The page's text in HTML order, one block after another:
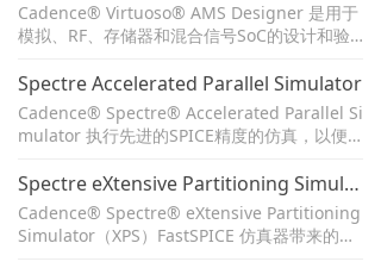
Cadence® Virtuoso® AMS Designer 是用于
模拟、RF、存储器和混合信号SoC的设计和验
oso全定制环境集成，用于混合信号设计和验
证。它还与Cadence Incisive® 功能验证平台
集成，用于数字验证环境中的混合信号验证。
Spectre Accelerated Parallel Simulator
Cadence® Spectre® Accelerated Parallel Si
mulator 执行先进的SPICE精度的仿真，以便
的性能和容量。它与Virtuoso定制设计平台紧
密集成，允许工程师在同一环境中捕获和传递
设计意图，并提供Specter Circuit Simulator
的晶体管级分析功能。
Spectre eXtensive Partitioning Simulator
Cadence® Spectre® eXtensive Partitioning
Simulator（XPS）FastSPICE 仿真器带来的高